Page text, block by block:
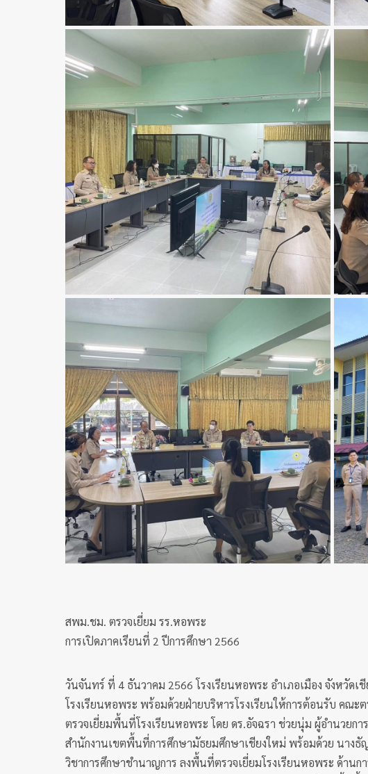
สพม.ชม. ตรวจเยี่ยม รร.หอพระ
การเปิดภาคเรียนที่ 2 ปีการศึกษา 2566
วันจันทร์ ที่ 4 ธันวาคม 2566 โรงเรียนหอพระ อำเภอเมือง จังหวัด
โรงเรียนหอพระ พร้อมด้วยฝ่ายบริหารโรงเรียนให้การต้อนรับ คณ
ตรวจเยี่ยมพื้นที่โรงเรียนหอพระ โดย ดร.อัจฉรา ช่วยนุ่ม ผู้อำนวย
สำนักงานเขตพื้นที่การศึกษามัธยมศึกษาเชียงใหม่ พร้อมด้วย นาง
วิชาการศึกษาชำนาญการ ลงพื้นที่ตรวจเยี่ยมโรงเรียนหอพระ ด้าน